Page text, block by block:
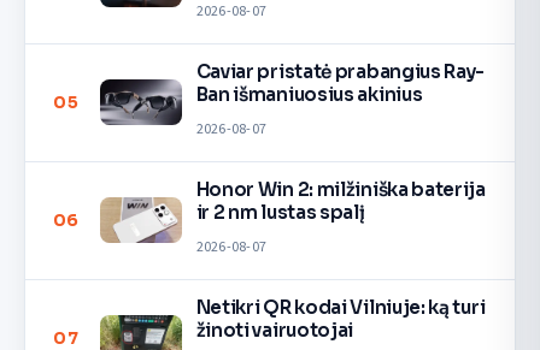
2026-08-07
05
Caviar pristatė prabangius Ray-
Ban išmaniuosius akinius
2026-08-07
06
Honor Win 2: milžiniška baterija
ir 2 nm lustas spalį
2026-08-07
07
Netikri QR kodai Vilniuje: ką turi
žinoti vairuotojai